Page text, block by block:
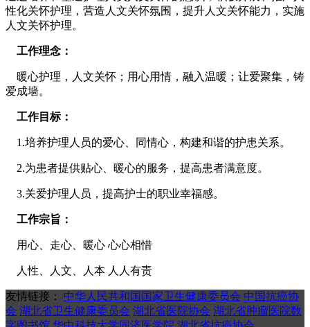
性化关怀护理，营造人文关怀氛围，提升人文关怀能力，实施
人文关怀护理。
工作理念：
暖心护理，人文关怀；用心用情，融入温暖；让爱聚集，铸
爱成墙。
工作目标：
1.培养护理人员的爱心、同情心，构建和谐的护患关系。
2.为患者提供贴心、暖心的服务，提高患者满意度。
3.关爱护理人员，提高护士的职业幸福感。
工作宗旨：
用心、走心、暖心 心心相惜
人性、人文、人本 人人有责
友情链接： 中华人民共和国国家卫生健康委员会 中国抗癌协
会 湖北省卫生健康委员会 湖北省医院协会 湖北省肿瘤医院数